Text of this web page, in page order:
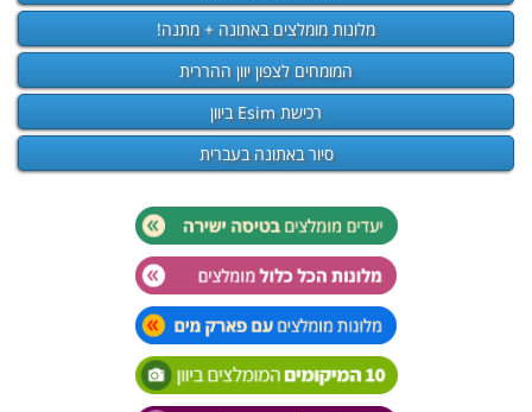
מלונות מומלצים באתונה + מתנה!
המומחים לצפון יוון ההררית
רכישת Esim ביוון
סיור באתונה בעברית